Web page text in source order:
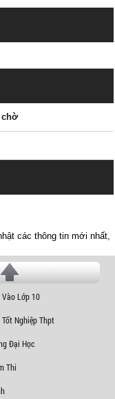
chờ
các thông tin mới nhất,
Lớp 10
Nghiệp Thpt
Đại Học
Thi